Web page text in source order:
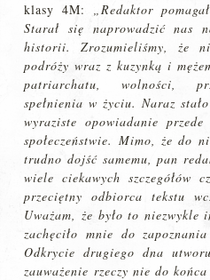
klasy 4M: „Redaktor
Starał się naprowadzić nas
historii. Zrozumieliśmy, że
podróży wraz z kuzynką i
patriarchatu, wolności,
spełnienia w życiu. Naraz
wyraziste opowiadanie
społeczeństwie. Mimo, że do
trudno dojść samemu, pan
wiele ciekawych szczegółów
przeciętny odbiorca tekstu
Uważam, że było to niezwykle
zachęciło mnie do
Odkrycie drugiego dna
zauważenie rzeczy nie do